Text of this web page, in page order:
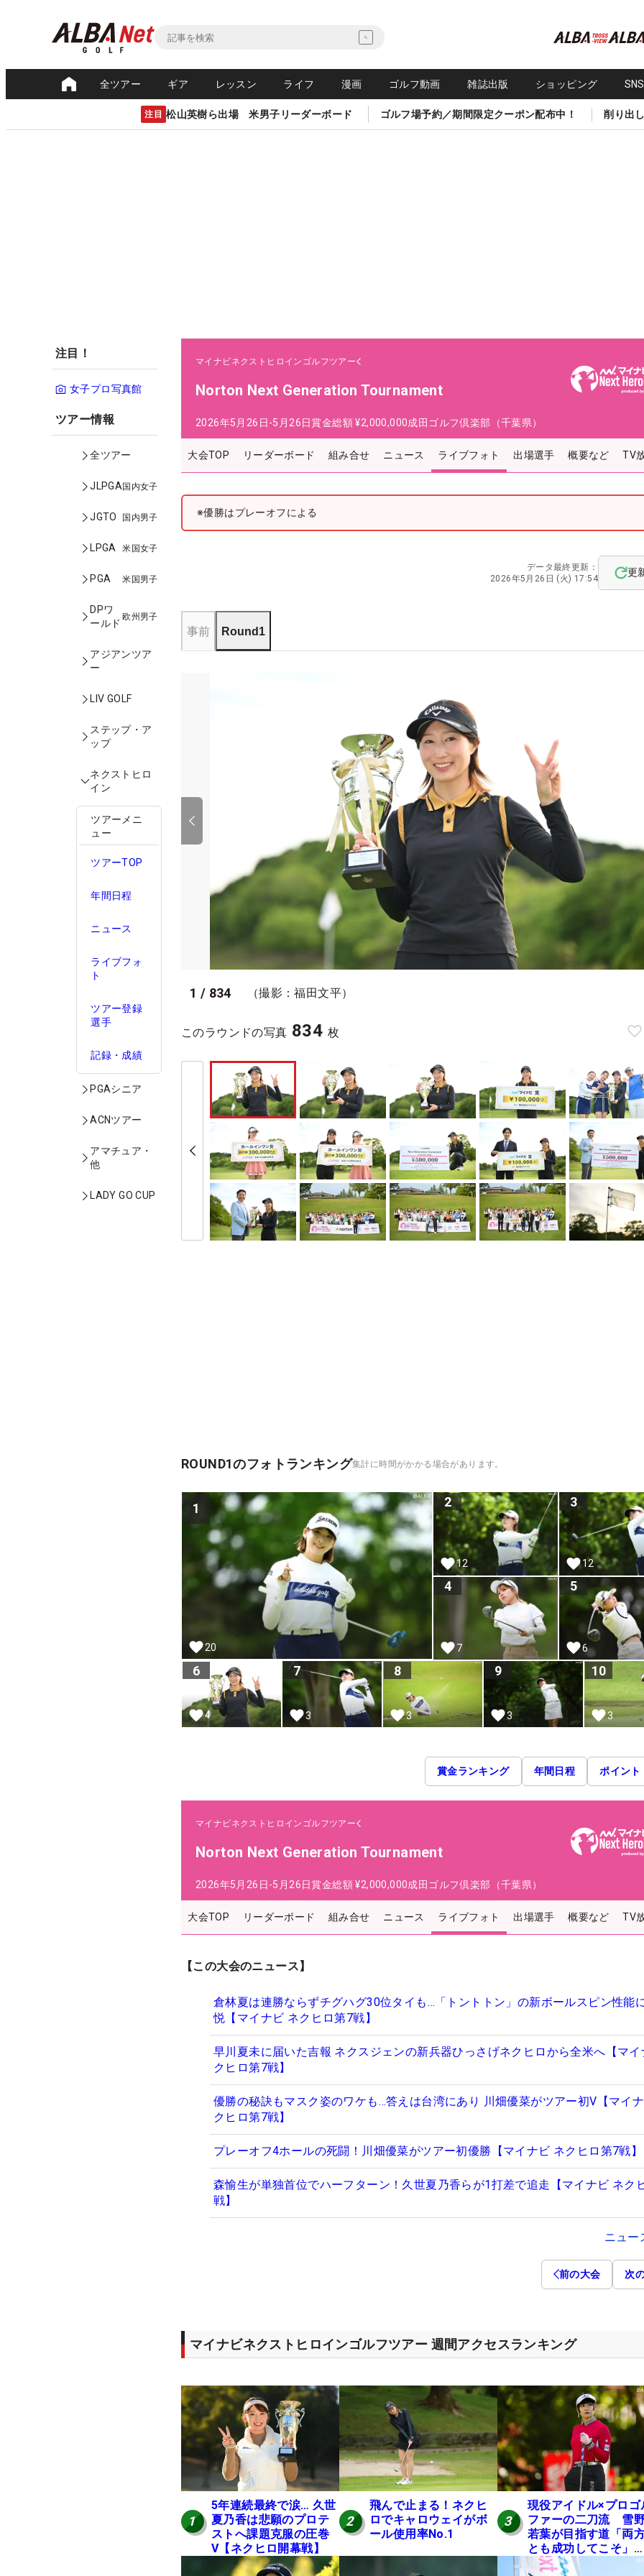
全ツアー ギア レッスン ライフ 漫画 ゴルフ動画 雑誌出版 ショッピング
注目 松山英樹ら出場 米男子リーダーボード ゴルフ場予約／期間限定クーポン配布中！ 削り出
注目！
女子プロ写真館
ツアー情報
全ツアー
JLPGA国内女子
JGTO 国内男子
LPGA 米国女子
PGA 米国男子
DPワ
ールド
欧州男子
アジアンツア
ー
LIV GOLF
ステップ・ア
ップ
ネクストヒロ
イン
ツアーメニ
ュー
ツアーTOP
年間日程
ニュース
ライブフォ
ト
ツアー登録
選手
記録・成績
PGAシニア
ACNツアー
アマチュア・
他
LADY GO CUP
マイナビネクストヒロインゴルフツアー
Norton Next Generation Tournament
2026年5月26日-5月26日賞金総額 ¥2,000,000成田ゴルフ倶楽部（千葉県）
大会TOP リーダーボード 組み合せ ニュース ライブフォト 出場選手 概要など TV
※優勝はプレーオフによる
データ最終更新：
2026年5月26日 (火) 17:54
更
事前 Round1
1 / 834 （撮影：福田文平）
このラウンドの写真 834 枚
ROUND1のフォトランキング集計に時間がかかる場合があります。
1
20
2
12
3
12
4
7
5
6
6
4
7
3
8
3
9
3
10
3
賞金ランキング 年間日程 ポイント
マイナビネクストヒロインゴルフツアー
Norton Next Generation Tournament
2026年5月26日-5月26日賞金総額 ¥2,000,000成田ゴルフ倶楽部（千葉県）
大会TOP リーダーボード 組み合せ ニュース ライブフォト 出場選手 概要など TV
【この大会のニュース】
倉林夏は連勝ならずチグハグ30位タイも…「トントトン」の新ボールスピン性能
悦【マイナビ ネクヒロ第7戦】
早川夏未に届いた吉報 ネクスジェンの新兵器ひっさげネクヒロから全米へ【マイ
クヒロ第7戦】
優勝の秘訣もマスク姿のワケも…答えは台湾にあり 川畑優菜がツアー初V【マイ
クヒロ第7戦】
プレーオフ4ホールの死闘！川畑優菜がツアー初優勝【マイナビ ネクヒロ第7戦】
森愉生が単独首位でハーフターン！久世夏乃香らが1打差で追走【マイナビ ネク
戦】
ニュー
前の大会 次
マイナビネクストヒロインゴルフツアー 週間アクセスランキング
1
5年連続最終で涙… 久世
夏乃香は悲願のプロテ
ストへ課題克服の圧巻
V【ネクヒロ開幕戦】
2
飛んで止まる！ネクヒ
ロでキャロウェイがボ
ール使用率No.1
3
現役アイドル×プロゴ
ファーの二刀流 雪
若葉が目指す道「両
とも成功してこそ」
【マイナビ ネクスト